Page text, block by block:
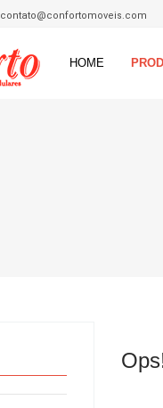
contato@confortomoveis.com
HOME